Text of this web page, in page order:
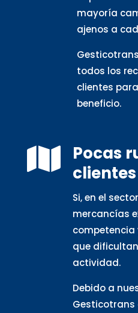
mayoría
ajenos a
todos los
clientes
beneficio.

Pocas
clientes
Si, en el
mercancías
competencia
que
actividad.
Debido a
Gesticotrans